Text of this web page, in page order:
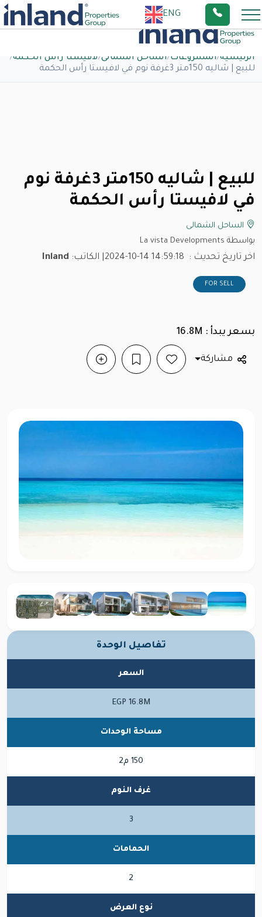
ENG
الرئيسية/المشروعات/الساحل الشمالى/لافيستا راس الحكمة/
للبيع | شاليه 150متر 3غرفة نوم في لافيستا رأس الحكمة
للبيع | شاليه 150متر 3غرفة نوم
في لافيستا رأس الحكمة
الساحل الشمالى
بواسطة La vista Developments
اخر تاريخ تحديث : 2024-10-14 14:59:18 | الكاتب: Inland
FOR SELL
بسعر يبدأ : 16.8M
مشاركة
تفاصيل الوحدة
السعر
EGP 16.8M
مساحة الوحدات
150 م2
غرف النوم
3
الحمامات
2
نوع العرض